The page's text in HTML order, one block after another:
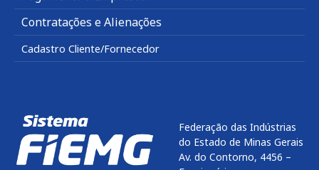
Contratações e Alienações
Cadastro Cliente/Fornecedor
Federação das Indústrias
do Estado de Minas Gerais
Av. do Contorno, 4456 –